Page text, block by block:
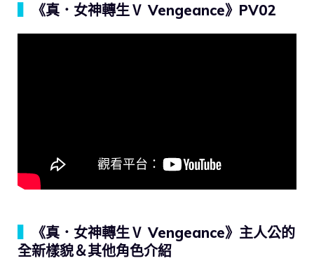
《真．女神轉生Ⅴ Vengeance》PV02
《真．女神轉生Ⅴ Vengeance》主人公的
全新樣貌＆其他角色介紹